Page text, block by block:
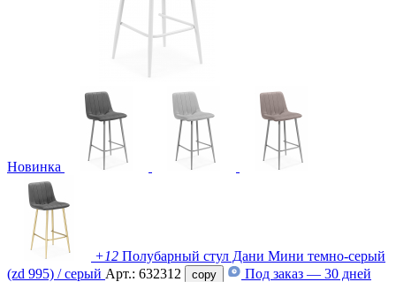
Новинка
+12 Полубарный стул Дани Мини темно-серый
(zd 995) / серый Арт.: 632312 copy
Под заказ — 30 дней